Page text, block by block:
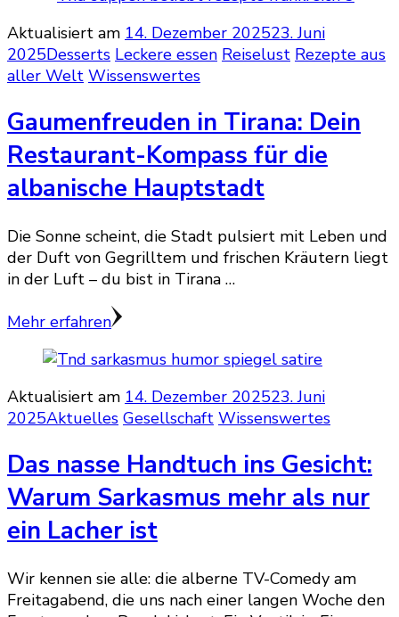
Aktualisiert am 14. Dezember 202523. Juni
2025Desserts Leckere essen Reiselust Rezepte aus
aller Welt Wissenswertes
Gaumenfreuden in Tirana: Dein
Restaurant-Kompass für die
albanische Hauptstadt
Die Sonne scheint, die Stadt pulsiert mit Leben und
der Duft von Gegrilltem und frischen Kräutern liegt
in der Luft – du bist in Tirana …
Mehr erfahren
Aktualisiert am 14. Dezember 202523. Juni
2025Aktuelles Gesellschaft Wissenswertes
Das nasse Handtuch ins Gesicht:
Warum Sarkasmus mehr als nur
ein Lacher ist
Wir kennen sie alle: die alberne TV-Comedy am
Freitagabend, die uns nach einer langen Woche den